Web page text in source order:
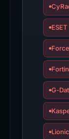
ESET
G-
Lionic